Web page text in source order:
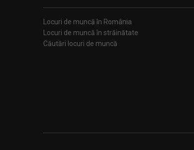
Locuri de muncă în România
Locuri de muncă în străinătate
Căutări locuri de muncă